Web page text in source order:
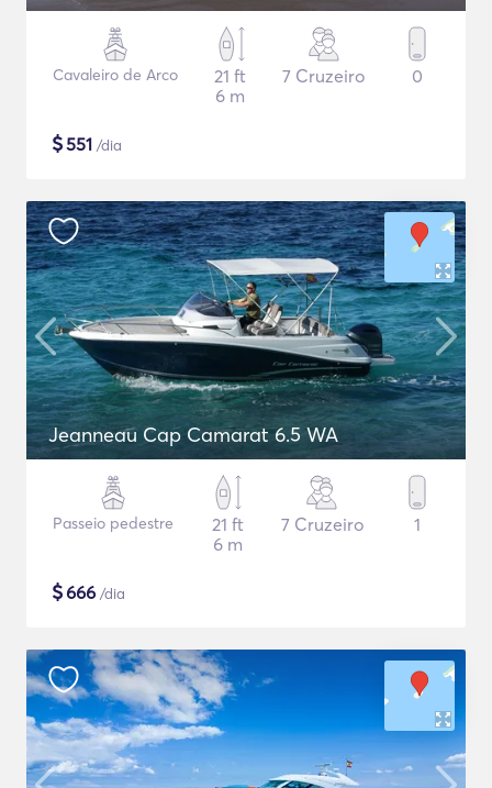
Cavaleiro de Arco
21 ft
6 m
7 Cruzeiro 0
$551 /dia
Jeanneau Cap Camarat 6.5 WA
Passeio pedestre
21 ft
6 m
7 Cruzeiro 1
$666 /dia